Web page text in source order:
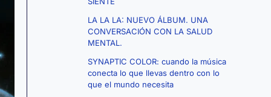
LA LA LA: NUEVO ÁLBUM. UNA
CONVERSACIÓN CON LA SALUD
MENTAL.
SYNAPTIC COLOR: cuando la música
conecta lo que llevas dentro con lo
que el mundo necesita